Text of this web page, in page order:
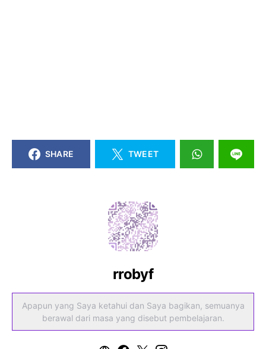
SHARE TWEET
rrobyf
Apapun yang Saya ketahui dan Saya bagikan, semuanya
berawal dari masa yang disebut pembelajaran.